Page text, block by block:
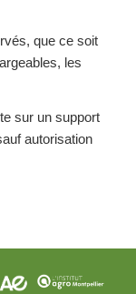
que ce soit
les
sur un support
autorisation